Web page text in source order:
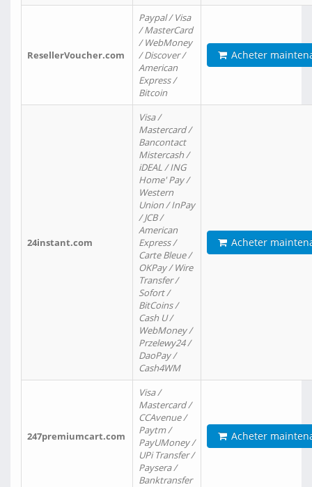
ResellerVoucher.com
Paypal / Visa
/ MasterCard
/ WebMoney
/ Discover /
American
Express /
Bitcoin
Acheter
24instant.com
Visa /
Mastercard /
Bancontact
Mistercash /
iDEAL / ING
Home' Pay /
Western
Union / InPay
/ JCB /
American
Express /
Carte Bleue /
OKPay / Wire
Transfer /
Sofort /
BitCoins /
Cash U /
WebMoney /
Przelewy24 /
DaoPay /
Cash4WM
Acheter
247premiumcart.com
Visa /
Mastercard /
CCAvenue /
Paytm /
PayUMoney /
UPi Transfer /
Paysera /
Banktransfer
Acheter